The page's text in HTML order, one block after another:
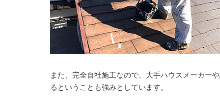
また、完全自社施工なので、大手ハウスメーカー
るということも強みとしています。